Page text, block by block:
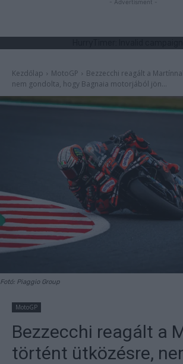
- Advertisment -